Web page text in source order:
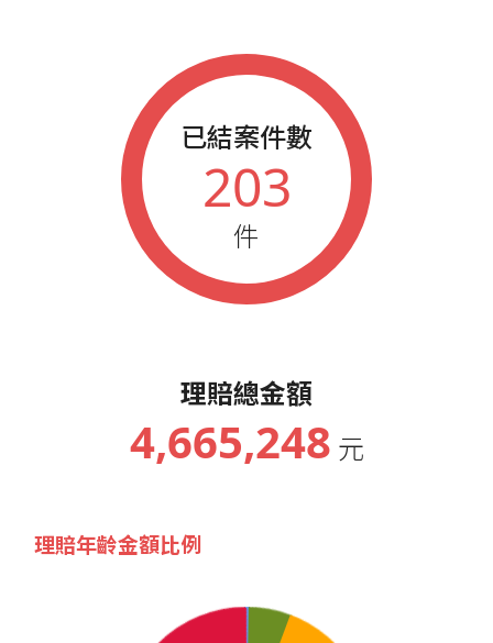
已結案件數
203
件
理賠總金額
4,665,248 元
理賠年齡金額比例